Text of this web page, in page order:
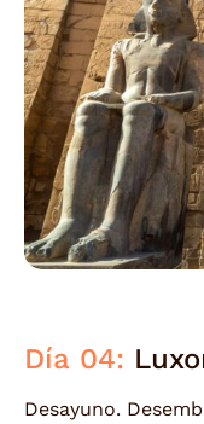
Día 04:
Desayuno.